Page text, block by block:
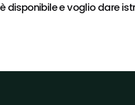
disponibile e voglio dare